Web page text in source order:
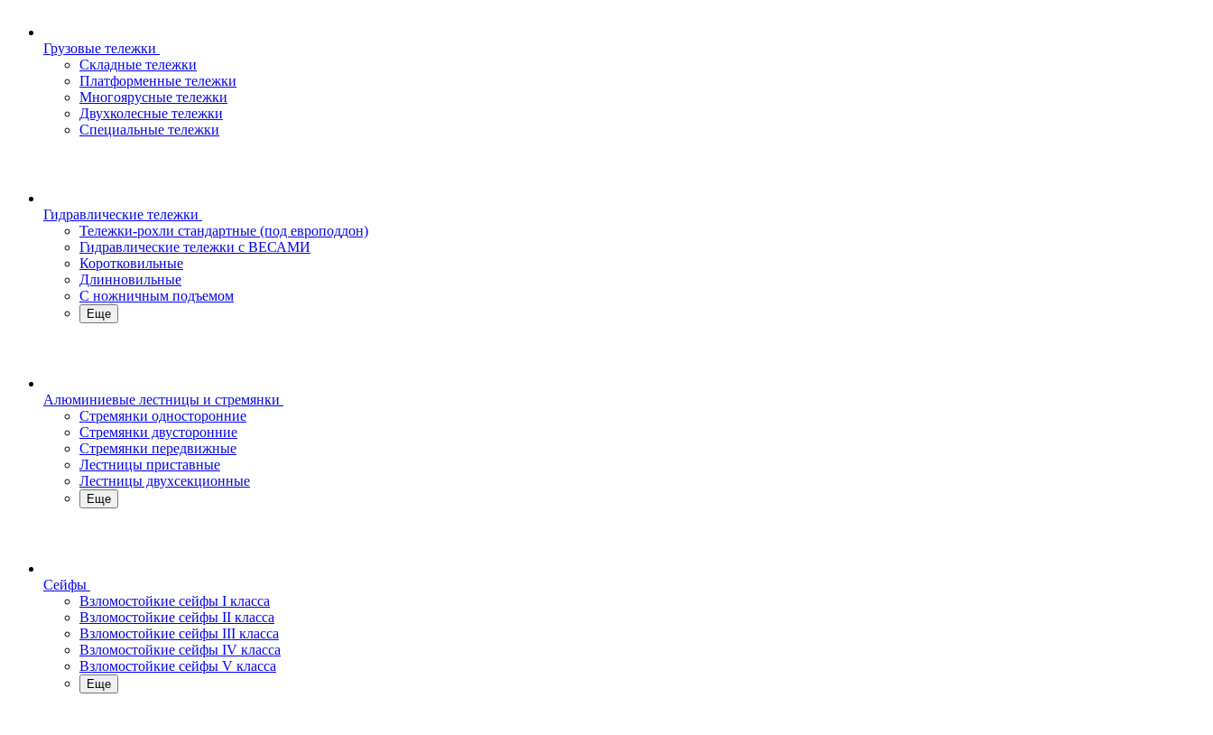
Грузовые тележки
Складные тележки
Платформенные тележки
Многоярусные тележки
Двухколесные тележки
Специальные тележки
Гидравлические тележки
Тележки-рохли стандартные (под европоддон)
Гидравлические тележки с ВЕСАМИ
Коротковильные
Длинновильные
С ножничным подъемом
Еще
Алюминиевые лестницы и стремянки
Стремянки односторонние
Стремянки двусторонние
Стремянки передвижные
Лестницы приставные
Лестницы двухсекционные
Еще
Сейфы
Взломостойкие сейфы I класса
Взломостойкие сейфы II класса
Взломостойкие сейфы III класса
Взломостойкие сейфы IV класса
Взломостойкие сейфы V класса
Еще